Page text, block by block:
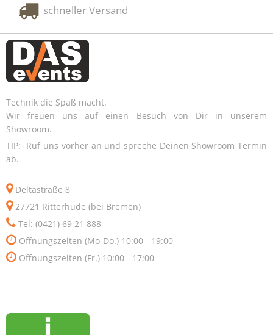
schneller Versand
Technik die Spaß macht.
Wir freuen uns auf einen Besuch von Dir in unserem
Showroom.
TIP: Ruf uns vorher an und spreche Deinen Showroom Termin
ab.
Deltastraße 8
27721 Ritterhude (bei Bremen)
Tel: (0421) 69 21 888
Öffnungszeiten (Mo-Do.) 10:00 - 19:00
Öffnungszeiten (Fr.) 10:00 - 17:00